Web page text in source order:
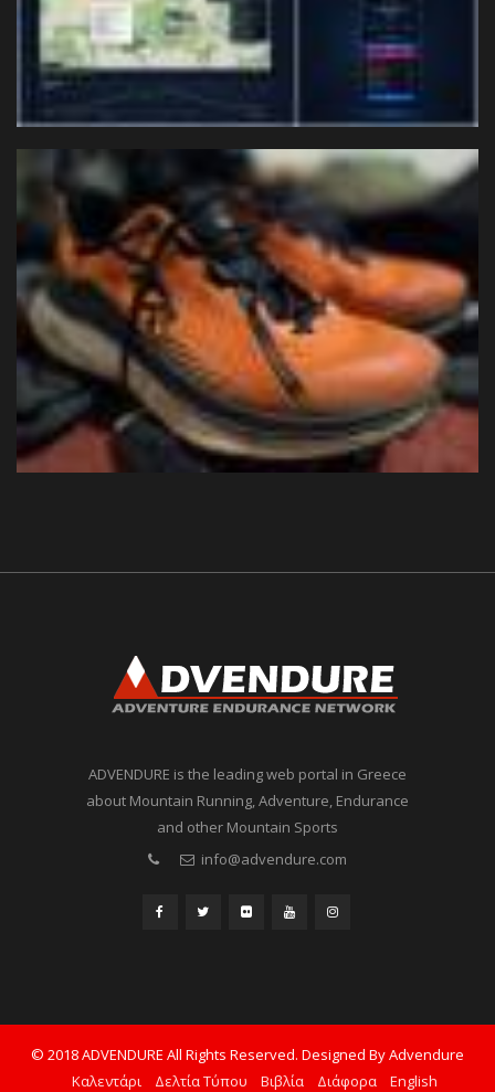
ADVENDURE is the leading web portal in Greece
about Mountain Running, Adventure, Endurance
and other Mountain Sports
info@advendure.com
© 2018 ADVENDURE All Rights Reserved. Designed By Advendure
Καλεντάρι
Δελτία Τύπου Βιβλία Διάφορα English